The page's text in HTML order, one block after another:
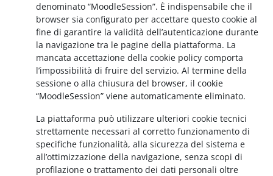
denominato “MoodleSession”. È indispensabile che il
browser sia configurato per accettare questo cookie al
fine di garantire la validità dell’autenticazione durante
la navigazione tra le pagine della piattaforma. La
mancata accettazione della cookie policy comporta
l’impossibilità di fruire del servizio. Al termine della
sessione o alla chiusura del browser, il cookie
“MoodleSession” viene automaticamente eliminato.
La piattaforma può utilizzare ulteriori cookie tecnici
strettamente necessari al corretto funzionamento di
specifiche funzionalità, alla sicurezza del sistema e
all’ottimizzazione della navigazione, senza scopi di
profilazione o trattamento dei dati personali oltre